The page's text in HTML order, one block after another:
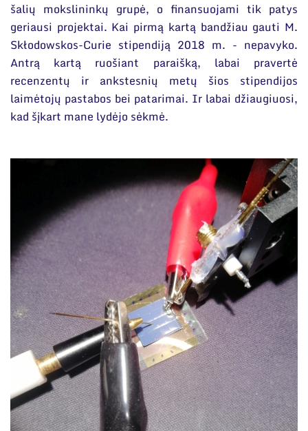
šalių mokslininkų grupė, o finansuojami tik patys
geriausi projektai. Kai pirmą kartą bandžiau gauti M.
Skłodowskos-Curie stipendiją 2018 m. - nepavyko.
Antrą kartą ruošiant paraišką, labai pravertė
recenzentų ir ankstesnių metų šios stipendijos
laimėtojų pastabos bei patarimai. Ir labai džiaugiuosi,
kad šįkart mane lydėjo sėkmė.